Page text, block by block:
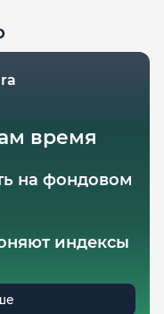
время
на фондовом
индексы